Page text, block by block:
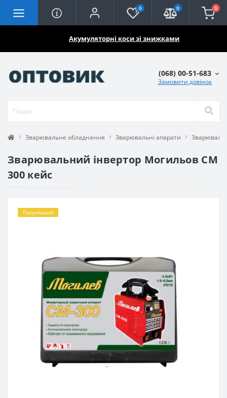
Акумуляторні коси зі знижками
0 0 0
(068) 00-51-683
Замовити дзвінок
Зварювальне обладнання Зварювальні апарати
Зварювальний інвертор Могильов СМ
300 кейс
Популярний